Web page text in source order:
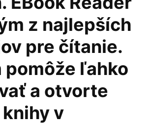
z najlepších
pre čítanie.
pomôže ľahko
a otvorte
v